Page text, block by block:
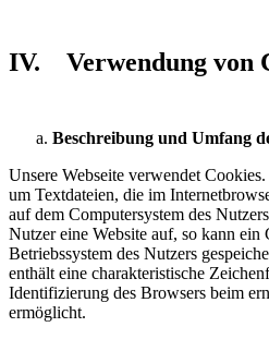
IV. Verwendung von
Beschreibung und Umfang
Unsere Webseite verwendet
um Textdateien, die im
auf dem Computersystem des
Nutzer eine Website auf, so kann ein
Betriebssystem des Nutzers
enthält eine charakteristische
Identifizierung des Browsers beim
ermöglicht.